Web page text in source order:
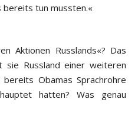
bereits tun mussten.«
Aktionen Russlands«? Das
sie Russland einer weiteren
Obamas Sprachrohre
hatten? Was genau